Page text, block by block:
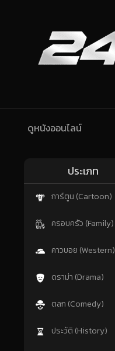
ดูหนังออนไลน์
ประเภท
การ์ตูน (Cartoon)
ครอบครัว (Family)
คาวบอย (Western)
ดราม่า (Drama)
ตลก (Comedy)
ประวัติ (History)